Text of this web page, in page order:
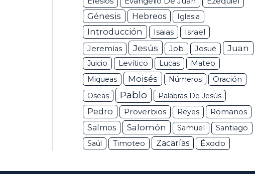
Génesis Hebreos Iglesia
Introducción Isaias Israel
Jeremías Jesús Job Josué Juan
Juicio Levítico Lucas
Mateo
Miqueas
Moisés Números
Oración
Oseas
Pablo Palabras De Jesús
Pedro Proverbios Reyes
Romanos
Salmos
Salomón Samuel
Santiago
Saúl
Timoteo Zacarías Éxodo